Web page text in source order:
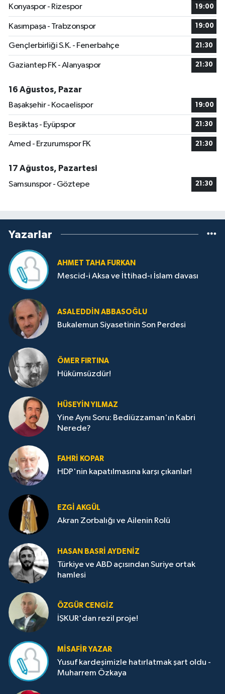
Konyaspor - Rizespor
19:00
Kasımpaşa - Trabzonspor 19:00
Gençlerbirliği S.K. - Fenerbahçe 21:30
Gaziantep FK - Alanyaspor 21:30
16 Ağustos, Pazar
Başakşehir - Kocaelispor
19:00
Beşiktaş - Eyüpspor 21:30
Amed - Erzurumspor FK 21:30
17 Ağustos, Pazartesi
Samsunspor - Göztepe
21:30
Yazarlar
AHMET TAHA FURKAN
Mescid-i Aksa ve İttihad-ı İslam davası
ASALEDDIN ABBASOĞLU
Bukalemun Siyasetinin Son Perdesi
ÖMER FIRTINA
Hükümsüzdür!
HÜSEYIN YILMAZ
Yine Aynı Soru: Bediüzzaman'ın Kabri
Nerede?
FAHRI KOPAR
HDP'nin kapatılmasına karşı çıkanlar!
EZGI AKGÜL
Akran Zorbalığı ve Ailenin Rolü
HASAN BASRI AYDENIZ
Türkiye ve ABD açısından Suriye ortak
hamlesi
ÖZGÜR CENGIZ
İŞKUR'dan rezil proje!
MISAFIR YAZAR
Yusuf kardeşimizle hatırlatmak şart oldu -
Muharrem Özkaya